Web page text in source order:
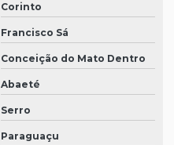
Corinto
Francisco Sá
Conceição do Mato Dentro
Abaeté
Serro
Paraguaçu